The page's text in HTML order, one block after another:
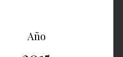
Año